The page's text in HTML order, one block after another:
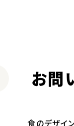
お問
食のデザイ